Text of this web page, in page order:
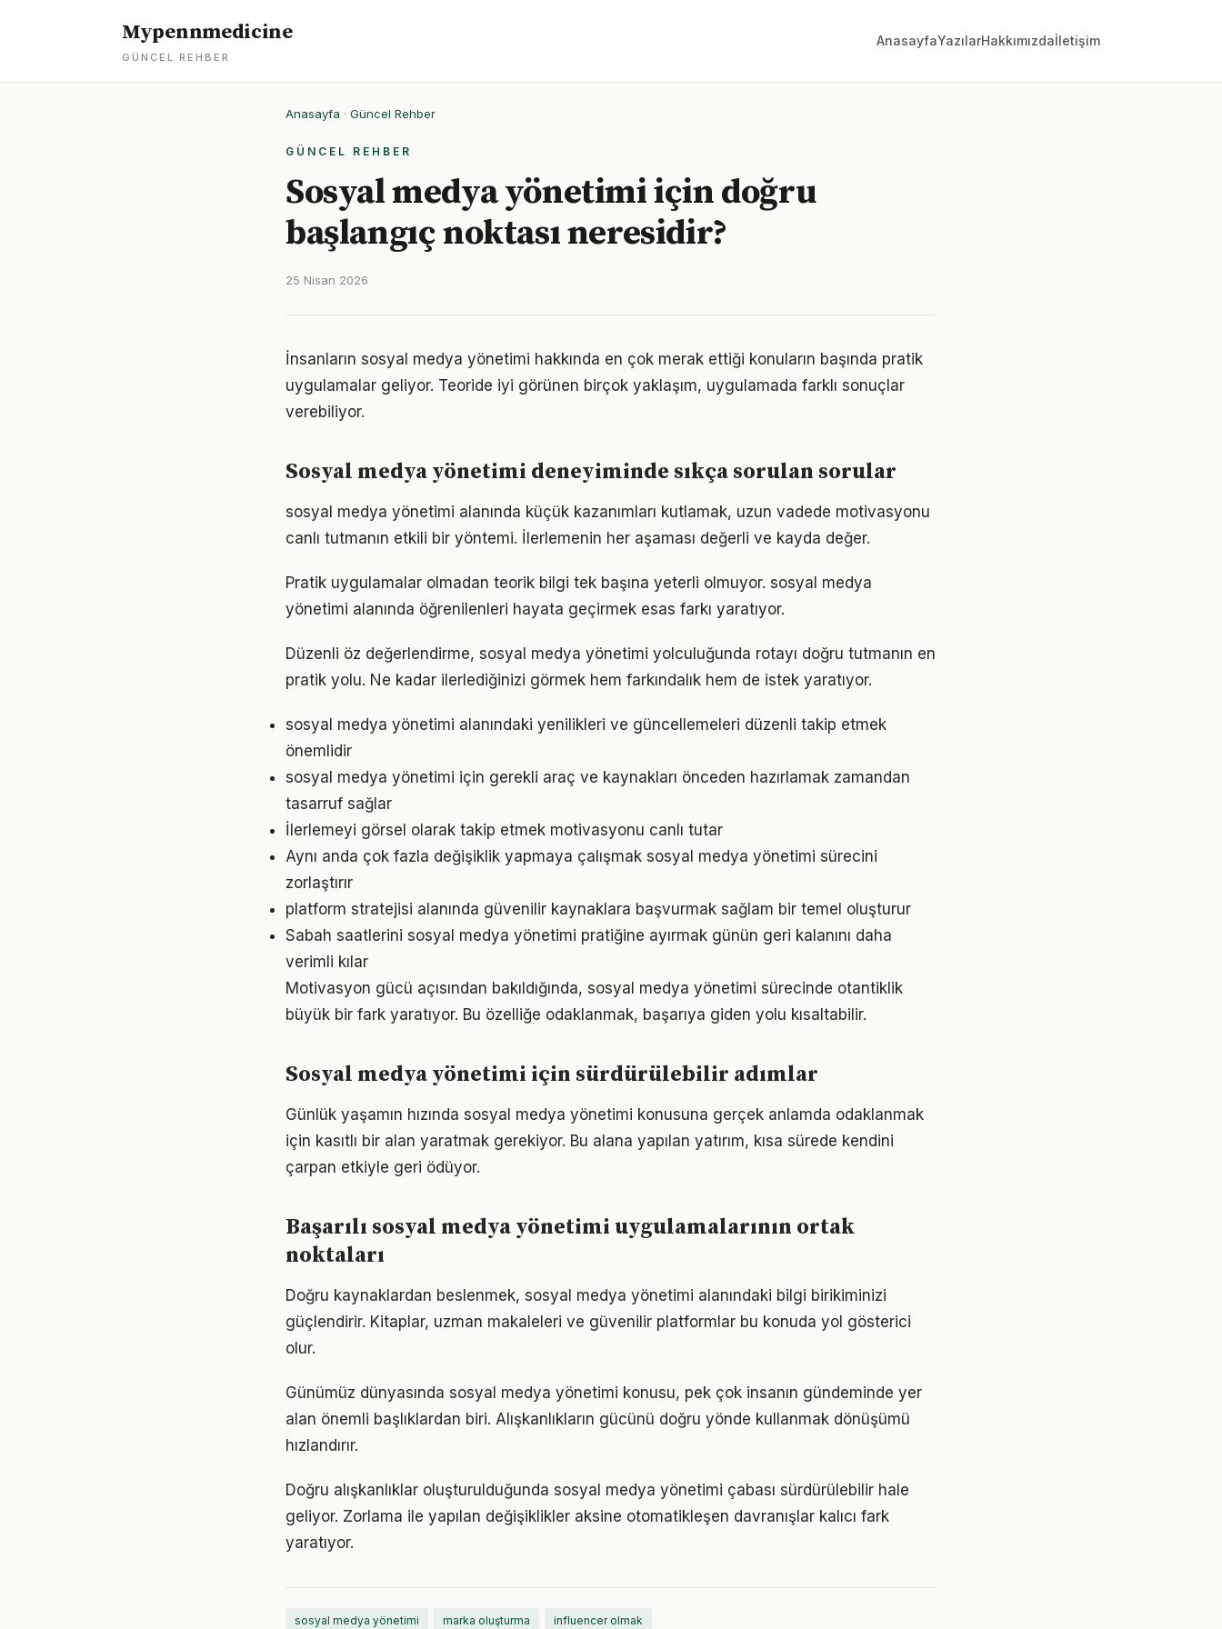
Mypennmedicine
GÜNCEL REHBER
AnasayfaYazılarHakkımızdaİletişim
Anasayfa · Güncel Rehber
GÜNCEL REHBER
Sosyal medya yönetimi için doğru
başlangıç noktası neresidir?
25 Nisan 2026
İnsanların sosyal medya yönetimi hakkında en çok merak ettiği konuların başında pratik
uygulamalar geliyor. Teoride iyi görünen birçok yaklaşım, uygulamada farklı sonuçlar
verebiliyor.
Sosyal medya yönetimi deneyiminde sıkça sorulan sorular
sosyal medya yönetimi alanında küçük kazanımları kutlamak, uzun vadede motivasyonu
canlı tutmanın etkili bir yöntemi. İlerlemenin her aşaması değerli ve kayda değer.
Pratik uygulamalar olmadan teorik bilgi tek başına yeterli olmuyor. sosyal medya
yönetimi alanında öğrenilenleri hayata geçirmek esas farkı yaratıyor.
Düzenli öz değerlendirme, sosyal medya yönetimi yolculuğunda rotayı doğru tutmanın en
pratik yolu. Ne kadar ilerlediğinizi görmek hem farkındalık hem de istek yaratıyor.
sosyal medya yönetimi alanındaki yenilikleri ve güncellemeleri düzenli takip etmek
önemlidir
sosyal medya yönetimi için gerekli araç ve kaynakları önceden hazırlamak zamandan
tasarruf sağlar
İlerlemeyi görsel olarak takip etmek motivasyonu canlı tutar
Aynı anda çok fazla değişiklik yapmaya çalışmak sosyal medya yönetimi sürecini
zorlaştırır
platform stratejisi alanında güvenilir kaynaklara başvurmak sağlam bir temel oluşturur
Sabah saatlerini sosyal medya yönetimi pratiğine ayırmak günün geri kalanını daha
verimli kılar
Motivasyon gücü açısından bakıldığında, sosyal medya yönetimi sürecinde otantiklik
büyük bir fark yaratıyor. Bu özelliğe odaklanmak, başarıya giden yolu kısaltabilir.
Sosyal medya yönetimi için sürdürülebilir adımlar
Günlük yaşamın hızında sosyal medya yönetimi konusuna gerçek anlamda odaklanmak
için kasıtlı bir alan yaratmak gerekiyor. Bu alana yapılan yatırım, kısa sürede kendini
çarpan etkiyle geri ödüyor.
Başarılı sosyal medya yönetimi uygulamalarının ortak
noktaları
Doğru kaynaklardan beslenmek, sosyal medya yönetimi alanındaki bilgi birikiminizi
güçlendirir. Kitaplar, uzman makaleleri ve güvenilir platformlar bu konuda yol gösterici
olur.
Günümüz dünyasında sosyal medya yönetimi konusu, pek çok insanın gündeminde yer
alan önemli başlıklardan biri. Alışkanlıkların gücünü doğru yönde kullanmak dönüşümü
hızlandırır.
Doğru alışkanlıklar oluşturulduğunda sosyal medya yönetimi çabası sürdürülebilir hale
geliyor. Zorlama ile yapılan değişiklikler aksine otomatikleşen davranışlar kalıcı fark
yaratıyor.
sosyal medya yönetimi marka oluşturma influencer olmak